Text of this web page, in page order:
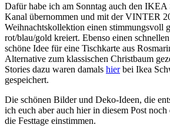
Dafür habe ich am Sonntag auch den IKEA
Kanal übernommen und mit der VINTER
Weihnachtskollektion einen stimmungsvoll
rot/blau/gold kreiert. Ebenso einen
schöne Idee für eine Tischkarte aus
Alternative zum klassischen Christbaum
Stories dazu waren damals hierbei Ikea
gespeichert.
Die schönen Bilder und Deko-Ideen, die
ich euch aber auch hier in diesem Post
die Festtage einstimmen.